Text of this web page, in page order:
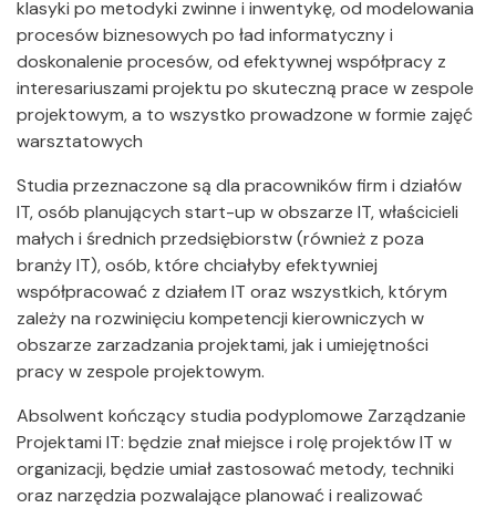
klasyki po metodyki zwinne i inwentykę, od modelowania
procesów biznesowych po ład informatyczny i
doskonalenie procesów, od efektywnej współpracy z
interesariuszami projektu po skuteczną prace w zespole
projektowym, a to wszystko prowadzone w formie zajęć
warsztatowych
Studia przeznaczone są dla pracowników firm i działów
IT, osób planujących start-up w obszarze IT, właścicieli
małych i średnich przedsiębiorstw (również z poza
branży IT), osób, które chciałyby efektywniej
współpracować z działem IT oraz wszystkich, którym
zależy na rozwinięciu kompetencji kierowniczych w
obszarze zarzadzania projektami, jak i umiejętności
pracy w zespole projektowym.
Absolwent kończący studia podyplomowe Zarządzanie
Projektami IT: będzie znał miejsce i rolę projektów IT w
organizacji, będzie umiał zastosować metody, techniki
oraz narzędzia pozwalające planować i realizować